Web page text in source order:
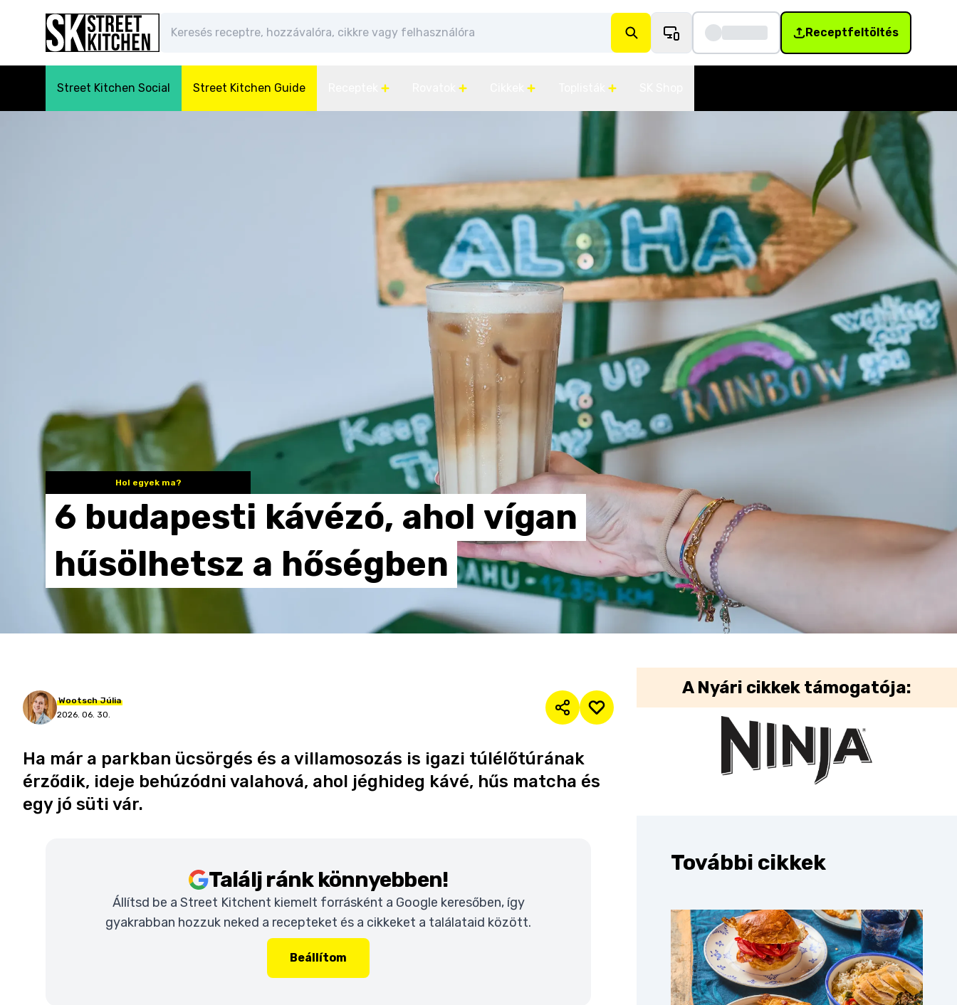
Receptfeltöltés
Street Kitchen Social Street Kitchen Guide
Hol egyek ma?
6 budapesti kávézó, ahol vígan
hűsölhetsz a hőségben
Wootsch Júlia
2026. 06. 30.
Ha már a parkban ücsörgés és a villamosozás is igazi túlélőtúrának
érződik, ideje behúzódni valahová, ahol jéghideg kávé, hűs matcha és
egy jó süti vár.
Találj ránk könnyebben!
Állítsd be a Street Kitchent kiemelt forrásként a Google keresőben, így
gyakrabban hozzuk neked a recepteket és a cikkeket a találataid között.
Beállítom
A Nyári cikkek támogatója:
További cikkek